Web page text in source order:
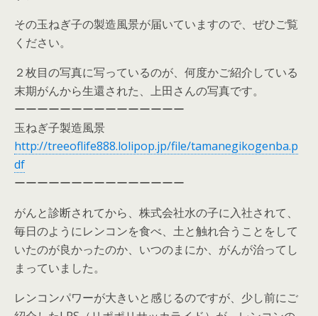
その玉ねぎ子の製造風景が届いていますので、ぜひご覧
ください。
２枚目の写真に写っているのが、何度かご紹介している
末期がんから生還された、上田さんの写真です。
ーーーーーーーーーーーーーーー
玉ねぎ子製造風景
http://treeoflife888.lolipop.jp/file/tamanegikogenba.p
df
ーーーーーーーーーーーーーーー
がんと診断されてから、株式会社水の子に入社されて、
毎日のようにレンコンを食べ、土と触れ合うことをして
いたのが良かったのか、いつのまにか、がんが治ってし
まっていました。
レンコンパワーが大きいと感じるのですが、少し前にご